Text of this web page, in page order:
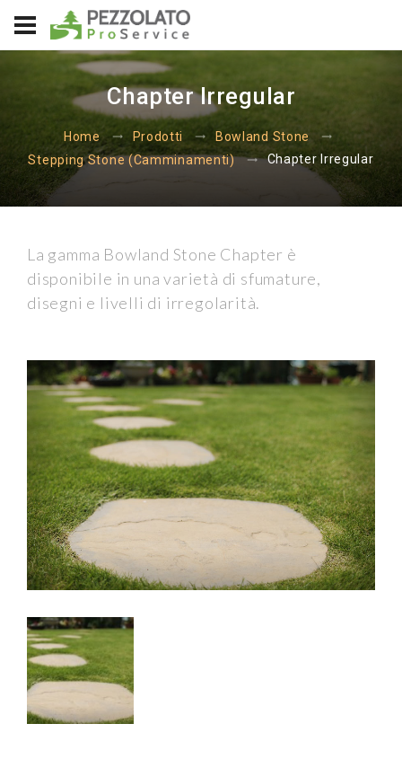
Chapter Irregular
Home Prodotti
Bowland Stone
Stepping Stone (Camminamenti)
Chapter Irregular
La gamma Bowland Stone Chapter è
disponibile in una varietà di sfumature,
disegni e livelli di irregolarità.